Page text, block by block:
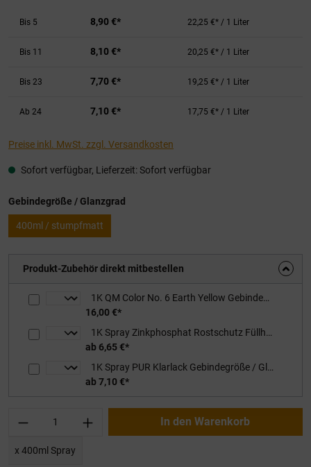
Bis 5 8,90 €* 22,25 €* / 1 Liter
Bis 11 8,10 €* 20,25 €* / 1 Liter
Bis 23 7,70 €* 19,25 €* / 1 Liter
Ab 24 7,10 €* 17,75 €* / 1 Liter
Preise inkl. MwSt. zzgl. Versandkosten
Sofort verfügbar, Lieferzeit: Sofort verfügbar
Gebindegröße / Glanzgrad
400ml / stumpfmatt
Produkt-Zubehör direkt mitbestellen
1K QM Color No. 6 Earth Yellow Gebindegröße / Glanzgrad: 0,75L / stumpfmatt
16,00 €*
1K Spray Zinkphosphat Rostschutz Füllhaftgrundierung Gebindegröße / Farbton: 400ml / rotbraun
ab 6,65 €*
1K Spray PUR Klarlack Gebindegröße / Glanzgrad: 400ml / stumpfmatt
ab 7,10 €*
Produkt Anzahl: Gib den gewünschten
x 400ml Spray
In den Warenkorb